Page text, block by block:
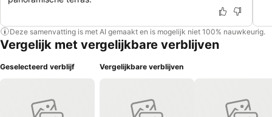
Deze samenvatting is met AI gemaakt en is mogelijk niet 100% nauwkeurig.
Vergelijk met vergelijkbare verblijven
Geselecteerd verblijf Vergelijkbare verblijven